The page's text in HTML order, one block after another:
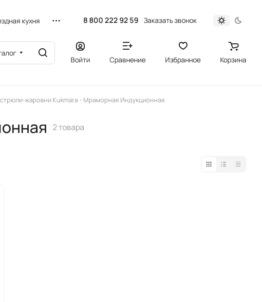
кухня 8 800 222 92 59 Заказать звонок
Войти Сравнение Избранное Корзина
жаровни Kukmara - Мраморная Индукционная
2 товара